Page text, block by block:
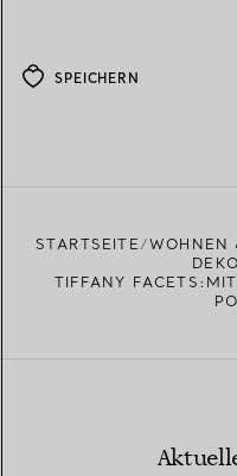
SPEICHERN
STARTSEITE WOHNEN
TIFFANY